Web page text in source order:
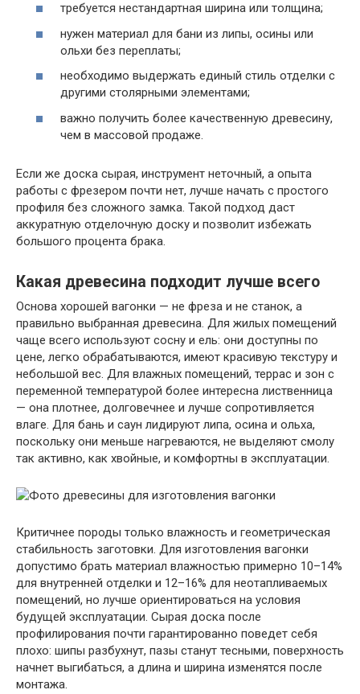
требуется нестандартная ширина или толщина;
нужен материал для бани из липы, осины или
ольхи без переплаты;
необходимо выдержать единый стиль отделки с
другими столярными элементами;
важно получить более качественную древесину,
чем в массовой продаже.
Если же доска сырая, инструмент неточный, а опыта
работы с фрезером почти нет, лучше начать с простого
профиля без сложного замка. Такой подход даст
аккуратную отделочную доску и позволит избежать
большого процента брака.
Какая древесина подходит лучше всего
Основа хорошей вагонки — не фреза и не станок, а
правильно выбранная древесина. Для жилых помещений
чаще всего используют сосну и ель: они доступны по
цене, легко обрабатываются, имеют красивую текстуру и
небольшой вес. Для влажных помещений, террас и зон с
переменной температурой более интересна лиственница
— она плотнее, долговечнее и лучше сопротивляется
влаге. Для бань и саун лидируют липа, осина и ольха,
поскольку они меньше нагреваются, не выделяют смолу
так активно, как хвойные, и комфортны в эксплуатации.
Критичнее породы только влажность и геометрическая
стабильность заготовки. Для изготовления вагонки
допустимо брать материал влажностью примерно 10–14%
для внутренней отделки и 12–16% для неотапливаемых
помещений, но лучше ориентироваться на условия
будущей эксплуатации. Сырая доска после
профилирования почти гарантированно поведет себя
плохо: шипы разбухнут, пазы станут тесными, поверхность
начнет выгибаться, а длина и ширина изменятся после
монтажа.